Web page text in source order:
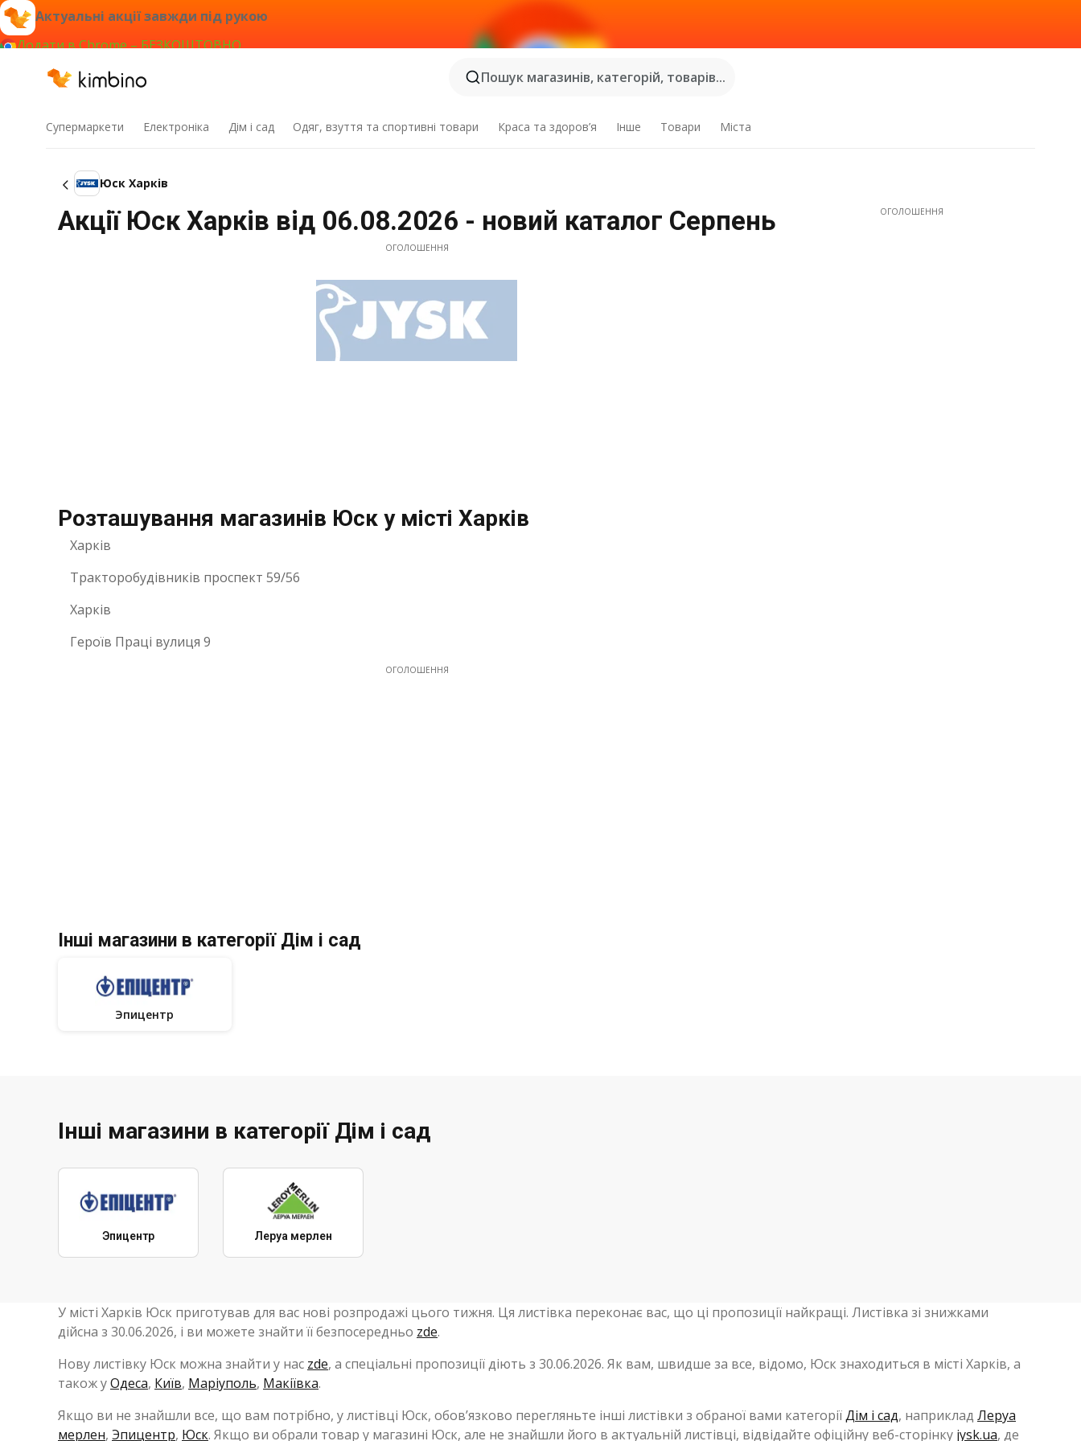
Актуальні акції завжди під рукою
Додати в Chrome – БЕЗКОШТОВНО
Пошук магазинів, категорій, товарів...
Супермаркети Електроніка Дім і сад Одяг, взуття та спортивні товари Краса та здоров’я Інше Товари Міста
Юск Харків
Акції Юск Харків від 06.08.2026 - новий каталог Серпень
ОГОЛОШЕННЯ
Розташування магазинів Юск у місті Харків
Харків
Тракторобудівників проспект 59/56
Харків
Героїв Праці вулиця 9
ОГОЛОШЕННЯ
ОГОЛОШЕННЯ
Інші магазини в категорії Дім і сад
Эпицентр
Інші магазини в категорії Дім і сад
Эпицентр Леруа мерлен
У місті Харків Юск приготував для вас нові розпродажі цього тижня. Ця листівка переконає вас, що ці пропозиції найкращі. Листівка зі знижками
дійсна з 30.06.2026, і ви можете знайти її безпосередньо zde.
Нову листівку Юск можна знайти у нас zde, а спеціальні пропозиції діють з 30.06.2026. Як вам, швидше за все, відомо, Юск знаходиться в місті Харків, а
також уОдеса, Київ, Маріуполь, Макіївка.
Якщо ви не знайшли все, що вам потрібно, у листівці Юск, обов’язково перегляньте інші листівки з обраної вами категоріїДім і сад, наприклад Леруа
мерлен, Эпицентр, Юск. Якщо ви обрали товар у магазині Юск, але не знайшли його в актуальній листівці, відвідайте офіційну веб-сторінку jysk.ua, де